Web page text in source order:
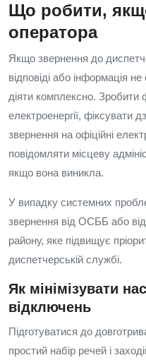
Що робити,
оператора
Якщо звернення до
відповіді або інформація
діяти комплексно. Зробити
електроенергії, фіксувати
звернення на офіційні
повідомляти місцеву
якщо вона виникла.
У випадку системних
звернення від ОСББ або
району, яке підвищує
диспетчерській службі.
Як мінімізувати
відключень
Підготуватися до
простий набір речей і